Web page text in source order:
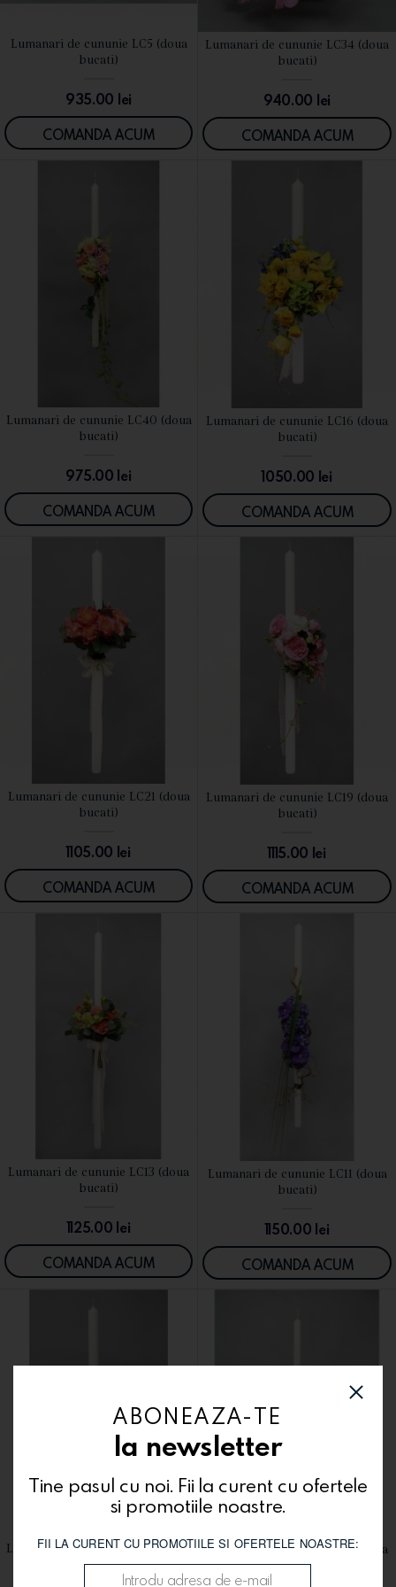
ABONEAZA-TE
la newsletter
Tine pasul cu noi. Fii la curent cu ofertele
si promotiile noastre.
FII LA CURENT CU PROMOTIILE SI OFERTELE NOASTRE:
VEZI DETALII
Lumanari de cununie LC5 (doua
bucati)
935.00 lei
COMANDA ACUM
VEZI DETALII
Lumanari de cununie LC34 (doua
bucati)
940.00 lei
COMANDA ACUM
VEZI DETALII
Lumanari de cununie LC40 (doua
bucati)
975.00 lei
COMANDA ACUM
VEZI DETALII
Lumanari de cununie LC16 (doua
bucati)
1050.00 lei
COMANDA ACUM
VEZI DETALII
Lumanari de cununie LC21 (doua
bucati)
1105.00 lei
COMANDA ACUM
VEZI DETALII
Lumanari de cununie LC19 (doua
bucati)
1115.00 lei
COMANDA ACUM
VEZI DETALII
Lumanari de cununie LC13 (doua
bucati)
1125.00 lei
COMANDA ACUM
VEZI DETALII
Lumanari de cununie LC11 (doua
bucati)
1150.00 lei
COMANDA ACUM
VEZI DETALII
Lumanari de cununie LC30 (doua
bucati)
VEZI DETALII
Lumanari de cununie LC12 (doua
bucati)